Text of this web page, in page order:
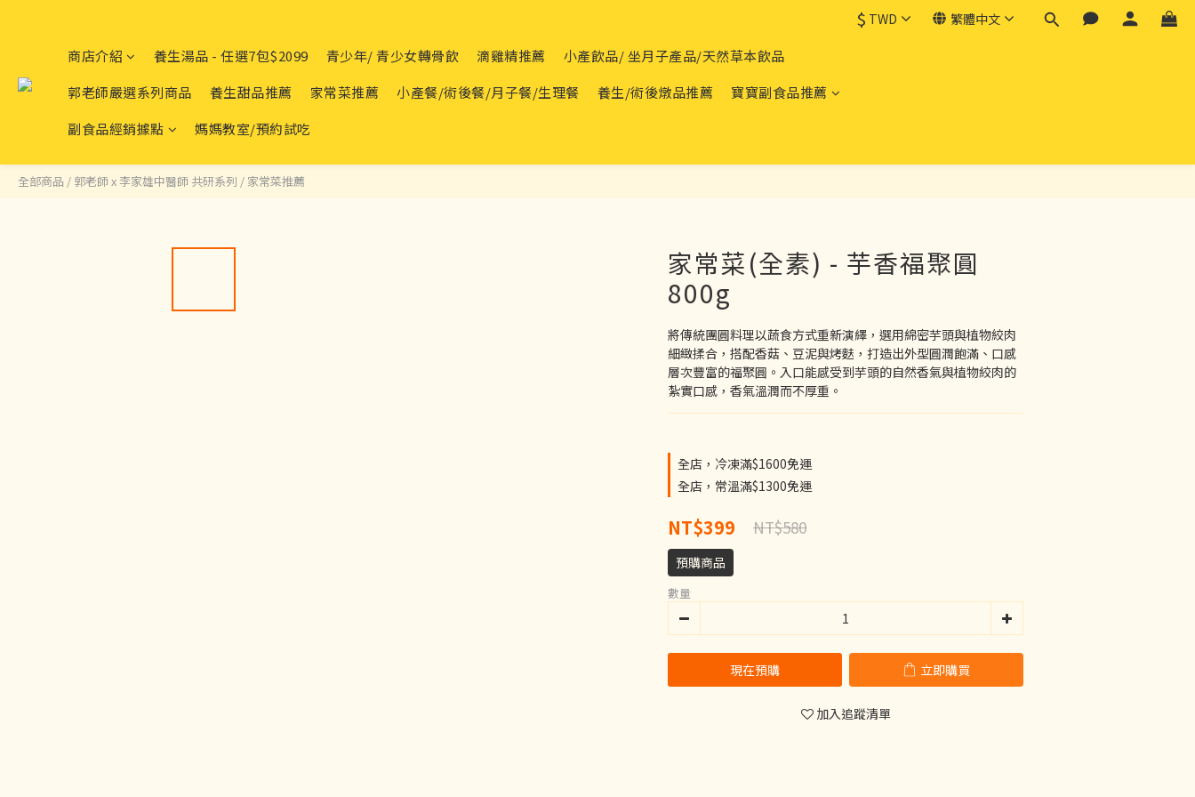
$ TWD 繁體中文
商店介紹 養生湯品 - 任選7包$2099 青少年/ 青少女轉骨飲 滴雞精推薦
小產飲品/ 坐月子產品/天然草本飲品
郭老師嚴選系列商品
養生甜品推薦 家常菜推薦 小產餐/術後餐/月子餐/生理餐 養生/術後燉品推薦
寶寶副食品推薦
副食品經銷據點
媽媽教室/預約試吃
全部商品 / 郭老師 x 李家雄中醫師 共研系列 / 家常菜推薦
家常菜(全素) - 芋香福聚圓
800g
將傳統團圓料理以蔬食方式重新演繹，選用綿密芋頭與植物絞肉
細緻揉合，搭配香菇、豆泥與烤麩，打造出外型圓潤飽滿、口感
層次豐富的福聚圓。入口能感受到芋頭的自然香氣與植物絞肉的
紮實口感，香氣溫潤而不厚重。
全店，冷凍滿$1600免運
全店，常溫滿$1300免運
NT$399 NT$580
預購商品
數量
現在預購 立即購買
加入追蹤清單